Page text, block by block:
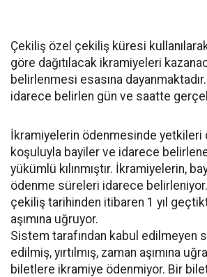
Çekiliş özel çekiliş küresi
göre dağıtılacak ikramiyeleri
belirlenmesi esasına
idarece belirlen gün ve saatte
İkramiyelerin ödenmesinde yetkileri
koşuluyla bayiler ve idarece
yükümlü kılınmıştır. İkramiyelerin,
ödenme süreleri idarece
çekiliş tarihinden itibaren 1 yıl
aşımına uğruyor.
Sistem tarafından kabul edilmeyen
edilmiş, yırtılmış, zaman aşımına
biletlere ikramiye ödenmiyor. Bir